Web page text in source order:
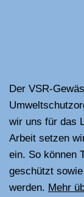
Der VSR-
wir uns für das
Arbeit setzen
ein. So können
geschützt
werden. Mehr